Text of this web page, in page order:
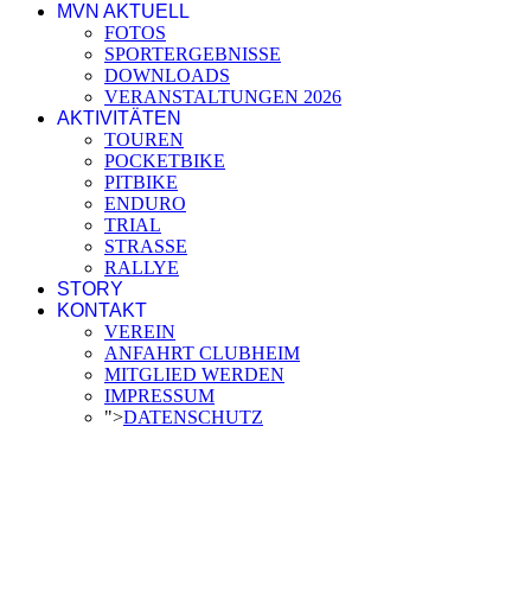
MVN AKTUELL
FOTOS
SPORTERGEBNISSE
DOWNLOADS
VERANSTALTUNGEN 2026
AKTIVITÄTEN
TOUREN
POCKETBIKE
PITBIKE
ENDURO
TRIAL
STRASSE
RALLYE
STORY
KONTAKT
VEREIN
ANFAHRT CLUBHEIM
MITGLIED WERDEN
IMPRESSUM
">DATENSCHUTZ